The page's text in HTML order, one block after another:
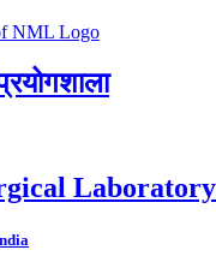
Laboratory